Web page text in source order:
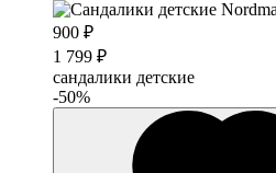
900 ₽
1 799 ₽
сандалики детские
-50%